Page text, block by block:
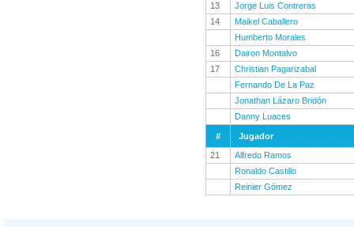
13
Jorge Luis Contreras
14
Maikel Caballero
Humberto Morales
16
Dairon Montalvo
17
Christian Pagarizabal
Fernando De La Paz
Jonathan Lázaro Bridón
Danny Luaces
#
Jugador
21
Alfredo Ramos
Ronaldo Castillo
Reinier Gómez